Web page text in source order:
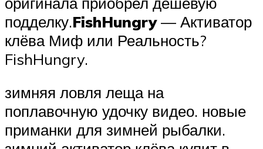
подделку.FishHungry— Активатор
клёва Миф или Реальность?
FishHungry.
зимняя ловля леща на
поплавочную удочку видео. новые
приманки для зимней рыбалки.